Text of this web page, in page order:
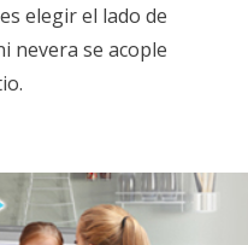
elegir el lado de
nevera se acople